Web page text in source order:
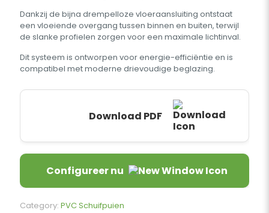
Dankzij de bijna drempelloze vloeraansluiting ontstaat
een vloeiende overgang tussen binnen en buiten, terwijl
de slanke profielen zorgen voor een maximale lichtinval.
Dit systeem is ontworpen voor energie-efficiëntie en is
compatibel met moderne drievoudige beglazing.
Download PDF
Configureer nu
Category: PVC Schuifpuien